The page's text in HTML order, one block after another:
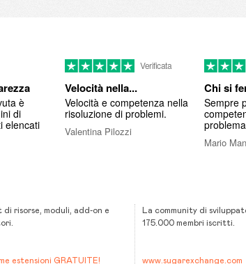
è
di
elencati
Verificata
Velocità nella...
Velocità e competenza nella
risoluzione di problemi.
Valentina Pilozzi
Chi si
Sempre
Mario
di risorse, moduli, add-on e
estensioni GRATUITE!
La community di
175.000 membri iscritti.
www.sugarexchange.com